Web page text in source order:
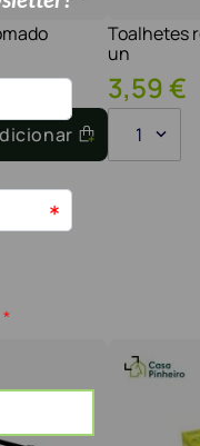
Toalhetes
un
3,59€
1